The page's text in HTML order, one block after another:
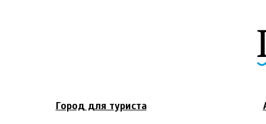
Город для туриста